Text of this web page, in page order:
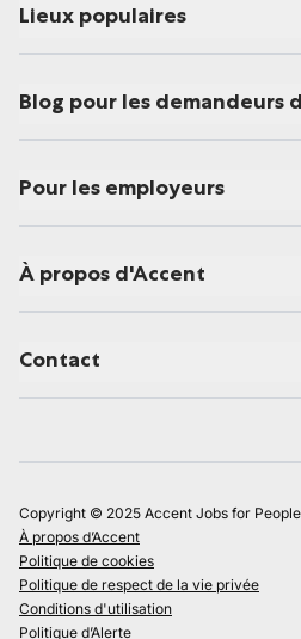
Lieux populaires
Blog pour les demandeurs
Pour les employeurs
À propos d'Accent
Contact
Copyright © 2025 Accent Jobs for
À propos d’Accent
Politique de cookies
Politique de respect de la vie privée
Conditions d'utilisation
Politique d’Alerte